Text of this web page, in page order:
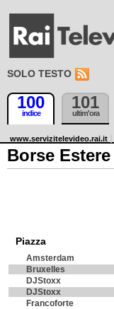
SOLO TESTO
100
indice
101
ultim'ora
www.servizitelevideo.rai.it
Borse Estere
Piazza
Amsterdam
Bruxelles
DJStoxx
DJStoxx
Francoforte